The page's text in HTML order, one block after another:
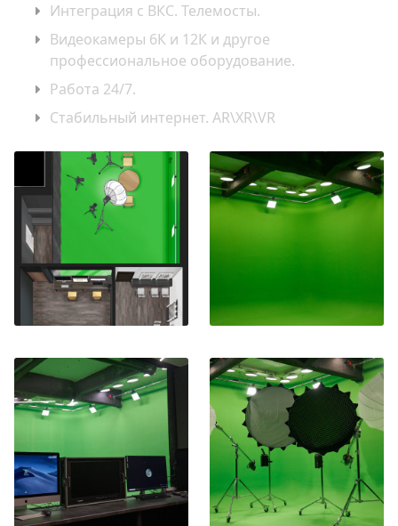
Интеграция с ВКС. Телемосты.
Видеокамеры 6К и 12К и другое
профессиональное оборудование.
Работа 24/7.
Стабильный интернет. AR\XR\VR